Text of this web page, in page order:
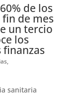
de los
de mes
un tercio
los
finanzas
,
sanitaria